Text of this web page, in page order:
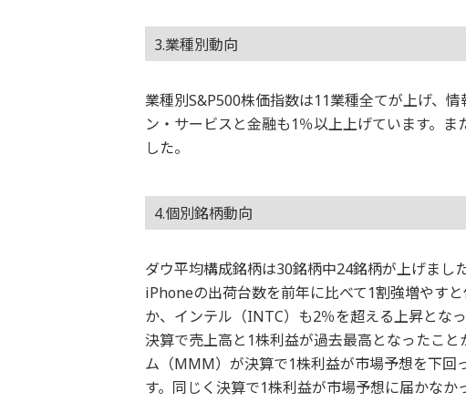
3.業種別動向
業種別S&P500株価指数は11業種全てが上げ、
ン・サービスと金融も1％以上上げています。
した。
4.個別銘柄動向
ダウ平均構成銘柄は30銘柄中24銘柄が上げまし
iPhoneの出荷台数を前年に比べて1割強増やす
か、インテル（INTC）も2％を超える上昇とな
決算で売上高と1株利益が過去最高となったこ
ム（MMM）が決算で1株利益が市場予想を下回
す。同じく決算で1株利益が市場予想に届かな